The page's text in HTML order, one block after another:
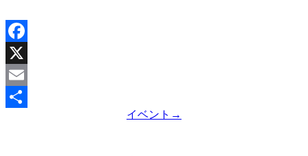
Facebook
X
Email
イベント →